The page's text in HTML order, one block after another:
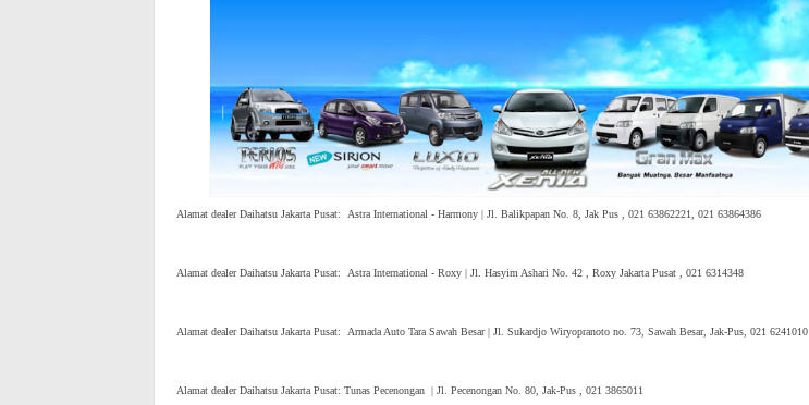
Alamat dealer Daihatsu Jakarta Pusat: Astra International - Harmony | Jl. Balikpapan No. 8, Jak Pus , 021 63862221, 021 63864386
Alamat dealer Daihatsu Jakarta Pusat: Astra International - Roxy | Jl. Hasyim Ashari No. 42 , Roxy Jakarta Pusat , 021 6314348
Alamat dealer Daihatsu Jakarta Pusat: Armada Auto Tara Sawah Besar | Jl. Sukardjo Wiryopranoto no. 73, Sawah Besar, Jak-Pus, 021 6241010
Alamat dealer Daihatsu Jakarta Pusat: Tunas Pecenongan | Jl. Pecenongan No. 80, Jak-Pus , 021 3865011